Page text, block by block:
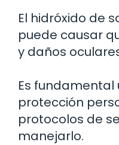
El hidróxido de
puede causar
y daños
Es fundamental
protección
protocolos de
manejarlo.